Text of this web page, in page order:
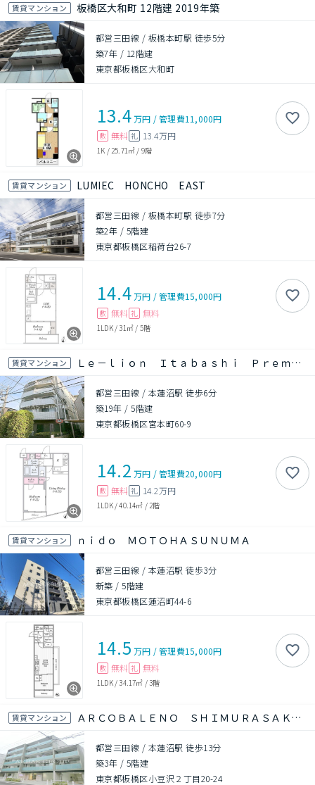
賃貸マンション 板橋区大和町 12階建 2019年築
都営三田線 / 板橋本町駅 徒歩5分
築7年 / 12階建
東京都板橋区大和町
13.4万円 /管理費11,000円
敷 無料 礼 13.4万円
1K / 25.71㎡ / 9階
賃貸マンション LUMIEC HONCHO EAST
都営三田線 / 板橋本町駅 徒歩7分
築2年 / 5階建
東京都板橋区稲荷台26-7
14.4万円 /管理費15,000円
敷 無料 礼 無料
1LDK/31㎡ / 5階
賃貸マンション Ｌｅ－ｌｉｏｎ Ｉｔａｂａｓｈｉ Ｐｒｅｍｉｕｍｃｏｕｒｔ
都営三田線 / 本蓮沼駅 徒歩6分
築19年 /5階建
東京都板橋区宮本町60-9
14.2 万円 /管理費20,000円
敷 無料 礼 14.2万円
1LDK/40.14㎡ / 2階
賃貸マンション ｎｉｄｏ ＭＯＴＯＨＡＳＵＮＵＭＡ
都営三田線 / 本蓮沼駅 徒歩3分
新築 /5階建
東京都板橋区蓮沼町44-6
14.5 万円 /管理費15,000円
敷 無料 礼 無料
1LDK/34.17㎡ /3階
賃貸マンション ＡＲＣＯＢＡＬＥＮＯ ＳＨＩＭＵＲＡＳＡＫＡＵＥ
都営三田線 / 本蓮沼駅 徒歩13分
築3年 / 5階建
東京都板橋区小豆沢２丁目20-24